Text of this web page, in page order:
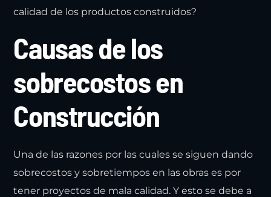
calidad de los productos construidos?
Causas de los
sobrecostos en
Construcción
Una de las razones por las cuales se siguen dando
sobrecostos y sobretiempos en las obras es por
tener proyectos de mala calidad. Y esto se debe a